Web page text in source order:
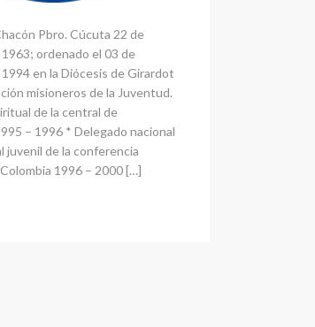
Pbro. Cúcuta 22 de
ordenado el 03 de
en la Diócesis de Girardot
misioneros de la Juventud.
de la central de
– 1996 * Delegado nacional
juvenil de la conferencia
1996 – 2000 […]